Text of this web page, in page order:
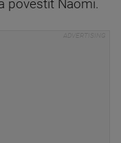
povestit Naomi.